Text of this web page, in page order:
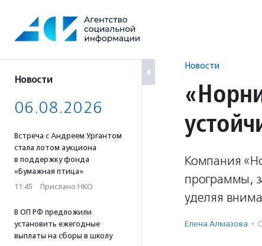
содержанию
Новости
06.08.2026
Встреча с Андреем Ургантом
стала лотом аукциона
в поддержку фонда
«Бумажная птица»
11:45 · Прислано НКО
В ОП РФ предложили
установить ежегодные
выплаты на сборы в школу
Новости
Компания
программы,
уделяя
Елена Алмазова ·